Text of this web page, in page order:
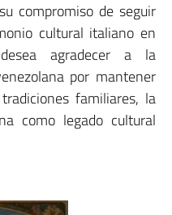
compromiso de seguir
cultural italiano en
agradecer a la
por mantener
familiares, la
como legado cultural